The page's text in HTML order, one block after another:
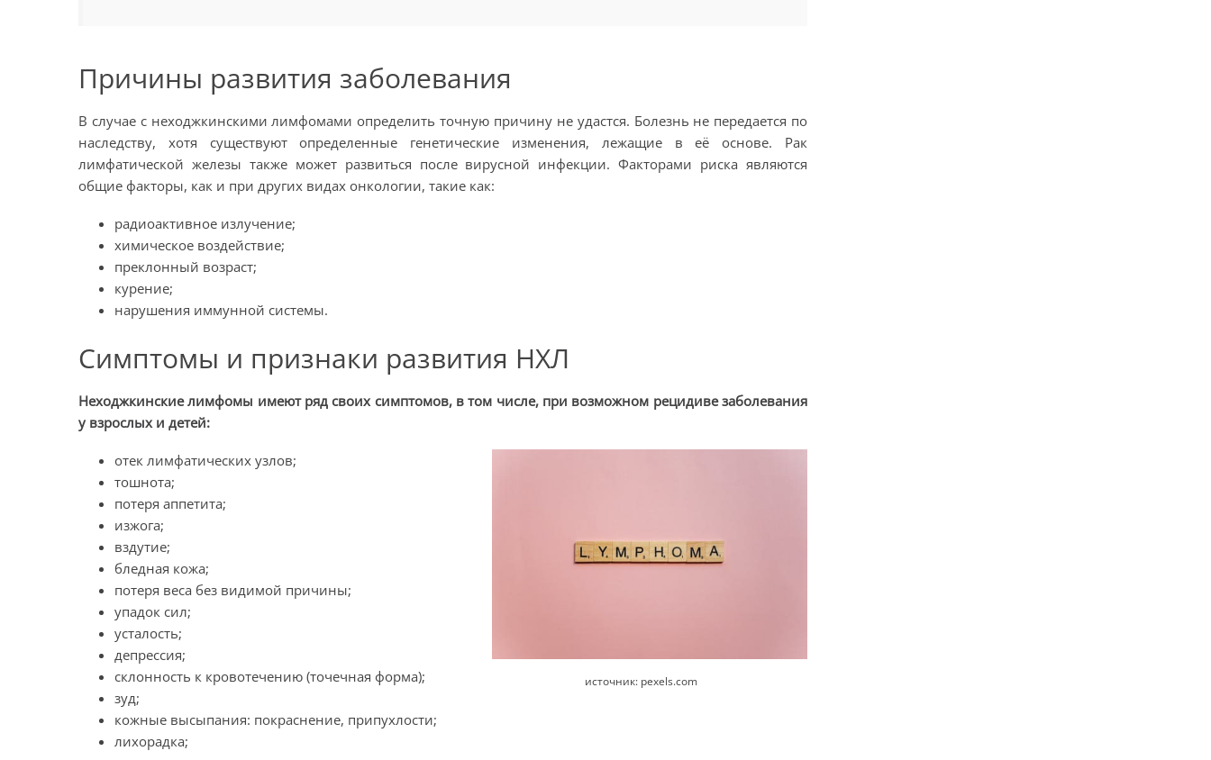
Причины развития заболевания
В случае с неходжкинскими лимфомами определить точную причину не удастся. Болезнь не передается по
наследству, хотя существуют определенные генетические изменения, лежащие в её основе. Рак
лимфатической железы также может развиться после вирусной инфекции. Факторами риска являются
общие факторы, как и при других видах онкологии, такие как:
радиоактивное излучение;
химическое воздействие;
преклонный возраст;
курение;
нарушения иммунной системы.
Симптомы и признаки развития НХЛ
Неходжкинские лимфомы имеют ряд своих симптомов, в том числе, при возможном рецидиве заболевания
у взрослых и детей:
источник: pexels.com
отек лимфатических узлов;
тошнота;
потеря аппетита;
изжога;
вздутие;
бледная кожа;
потеря веса без видимой причины;
упадок сил;
усталость;
депрессия;
склонность к кровотечению (точечная форма);
зуд;
кожные высыпания: покраснение, припухлости;
лихорадка;